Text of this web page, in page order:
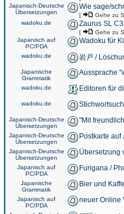
Japanisch-Deutsche
Übersetzungen
Wie sage/
[ Gehe zu
wadoku.de
Zaurus SL
[ Gehe zu
Japanisch auf
PC/PDA
Wadoku für
wadoku.de 岩戸 /
Japanische
Grammatik
Aussprache
wadoku.de Editoren für
wadoku.de
Japanisch-Deutsche
Übersetzungen
"Mit
Japanisch-Deutsche
Übersetzungen
Postkarte
Japanisch-Deutsche
Übersetzungen
Übersetzung
Japanisch auf
PC/PDA
Furigana /
Japanische
Grammatik
Bier und
Japanisch auf
PC/PDA
neuer Online